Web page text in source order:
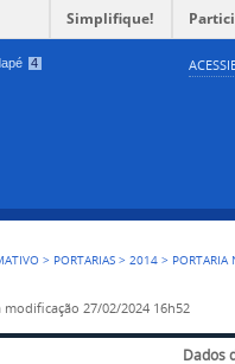
4
Simplifique!
> PORTARIAS >2014 >
modificação 27/02/2024 16h52
Dados